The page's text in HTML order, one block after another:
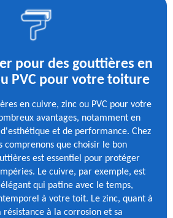
pour des gouttières en
PVC pour votre toiture
en cuivre, zinc ou PVC pour votre
avantages, notamment en
et de performance. Chez
comprenons que choisir le bon
est essentiel pour protéger
Le cuivre, par exemple, est
qui patine avec le temps,
à votre toit. Le zinc, quant à
résistance à la corrosion et sa